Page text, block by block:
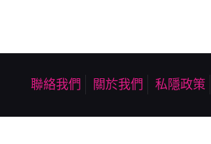
聯絡我們 關於我們 私隱政策